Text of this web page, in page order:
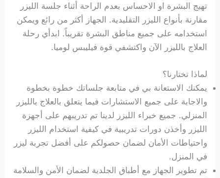
تهيج البشرة او الاحساس بعدم الراحة أثناء جلسة الليزر
مقارنة بأنواع الليزر التقليدية. الجهاز أكثر من رائع ويمكن
استخدامه على جميع مناطق البشرة تقريباً. ابدأي رحلة
العلاج بالليزر الآن واكتشفي قوة فيليبس لوميا.
لماذا تختارنا؟
يمكنك الاستعانة بي في متابعة جلساتك خطوة بخطوة
والاجابة على جميع الاستشارات فيما يتعلق بالعلاج بالليزر
المنزلي. جميع خبراء الليزر لدينا تم تدريبهم على أجهزة
الليزر وأخذن دورات تدريبية في كيفية استخدام الليزر
واحتياطات الأمان لضمان حصولكم على أفضل تجربة ليزر
في المنزل.
تم تطوير الجهاز مع أطباق الجلدية لضمان الأمن والسلامة